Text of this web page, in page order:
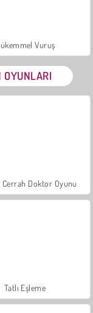
Vuruş
OYUNLARI
Cerrah Doktor Oyunu
Tatlı Eşleme